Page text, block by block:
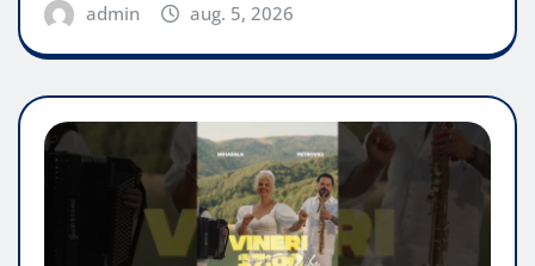
admin aug. 5, 2026